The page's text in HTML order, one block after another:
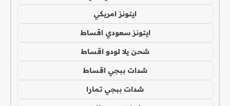
ايتونز امريكي
ايتونز سعودي اقساط
شحن يلا لودو اقساط
شدات ببجي اقساط
شدات ببجي تمارا